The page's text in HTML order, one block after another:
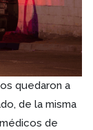
quedaron a
de la misma
de